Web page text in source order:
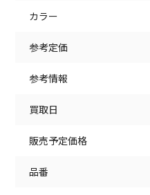
カラー
参考定価
参考情報
買取日
販売予定価格
品番